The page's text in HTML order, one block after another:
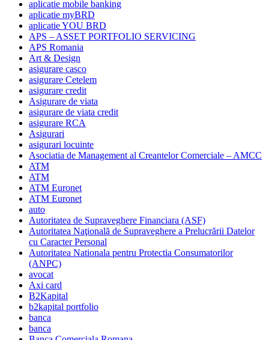
aplicatie mobile banking
aplicatie myBRD
aplicatie YOU BRD
APS – ASSET PORTFOLIO SERVICING
APS Romania
Art & Design
asigurare casco
asigurare Cetelem
asigurare credit
Asigurare de viata
asigurare de viata credit
asigurare RCA
Asigurari
asigurari locuinte
Asociatia de Management al Creantelor Comerciale – AMCC
ATM
ATM
ATM Euronet
ATM Euronet
auto
Autoritatea de Supraveghere Financiara (ASF)
Autoritatea Naţională de Supraveghere a Prelucrării Datelor
cu Caracter Personal
Autoritatea Nationala pentru Protectia Consumatorilor
(ANPC)
avocat
Axi card
B2Kapital
b2kapital portfolio
banca
banca